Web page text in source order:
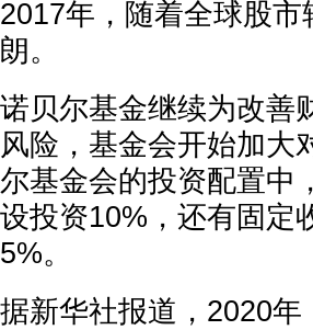
2017年，随着全球股
朗。
诺贝尔基金继续为改善
风险，基金会开始加大
尔基金会的投资配置中
设投资10%，还有固定
5%。
据新华社报道，2020